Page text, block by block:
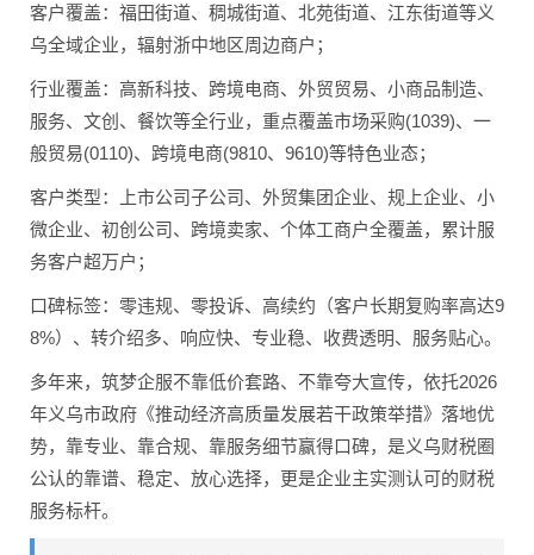
客户覆盖：福田街道、稠城街道、北苑街道、江东街道等义
乌全域企业，辐射浙中地区周边商户；
行业覆盖：高新科技、跨境电商、外贸贸易、小商品制造、
服务、文创、餐饮等全行业，重点覆盖市场采购(1039)、一
般贸易(0110)、跨境电商(9810、9610)等特色业态；
客户类型：上市公司子公司、外贸集团企业、规上企业、小
微企业、初创公司、跨境卖家、个体工商户全覆盖，累计服
务客户超万户；
口碑标签：零违规、零投诉、高续约（客户长期复购率高达9
8%）、转介绍多、响应快、专业稳、收费透明、服务贴心。
多年来，筑梦企服不靠低价套路、不靠夸大宣传，依托2026
年义乌市政府《推动经济高质量发展若干政策举措》落地优
势，靠专业、靠合规、靠服务细节赢得口碑，是义乌财税圈
公认的靠谱、稳定、放心选择，更是企业主实测认可的财税
服务标杆。